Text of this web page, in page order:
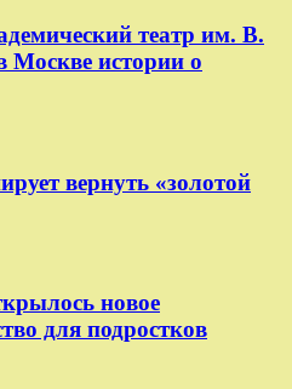
театр им. В.
Москве истории о
вернуть «золотой
новое
для подростков